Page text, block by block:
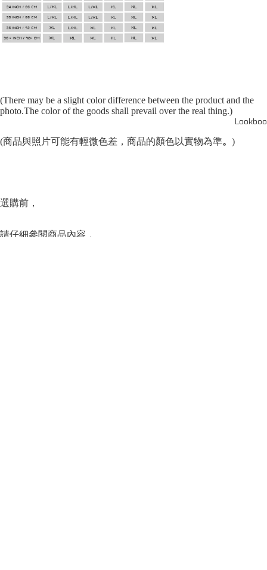
(There may be a slight color difference between the product and the
photo.The color of the goods shall prevail over the real thing.)
(商品與照片可能有輕微色差，商品的顏色以實物為準。 )
選購前，
請仔細參閱商品內容，